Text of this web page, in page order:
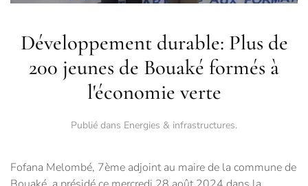
Développement durable: Plus de
200 jeunes de Bouaké formés à
l'économie verte
Publié dans Energies & infrastructures.
Fofana Melombé, 7ème adjoint au maire de la commune de